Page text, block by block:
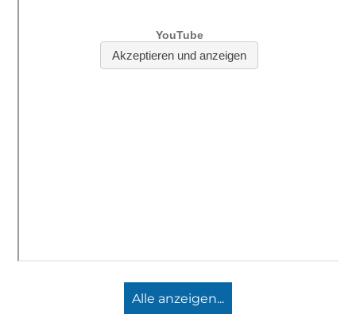
Alle anzeigen...